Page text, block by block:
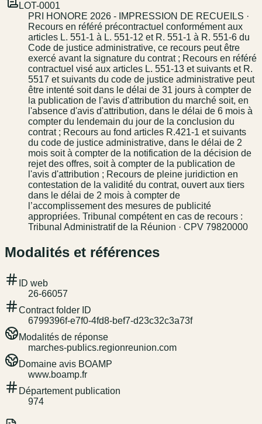
LOT-0001
PRI HONORE 2026 - IMPRESSION DE RECUEILS ·
Recours en référé précontractuel conformément aux
articles L. 551-1 à L. 551-12 et R. 551-1 à R. 551-6 du
Code de justice administrative, ce recours peut être
exercé avant la signature du contrat ; Recours en référé
contractuel visé aux articles L. 551-13 et suivants et R.
5517 et suivants du code de justice administrative peut
être intenté soit dans le délai de 31 jours à compter de
la publication de l'avis d'attribution du marché soit, en
l'absence d'avis d'attribution, dans le délai de 6 mois à
compter du lendemain du jour de la conclusion du
contrat ; Recours au fond articles R.421-1 et suivants
du code de justice administrative, dans le délai de 2
mois soit à compter de la notification de la décision de
rejet des offres, soit à compter de la publication de
l'avis d'attribution ; Recours de pleine juridiction en
contestation de la validité du contrat, ouvert aux tiers
dans le délai de 2 mois à compter de
l’accomplissement des mesures de publicité
appropriées. Tribunal compétent en cas de recours :
Tribunal Administratif de la Réunion · CPV 79820000
Modalités et références
ID web
26-66057
Contract folder ID
6799396f-e7f0-4fd8-bef7-d23c32c3a73f
Modalités de réponse
marches-publics.regionreunion.com
Domaine avis BOAMP
www.boamp.fr
Département publication
974